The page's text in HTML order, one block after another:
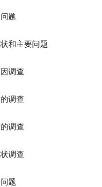
题
和主要问题
调查
调查
调查
调查
题